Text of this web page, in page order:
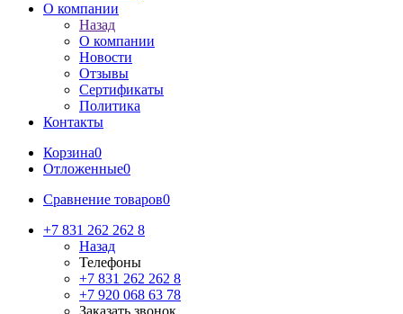
О компании
Назад
О компании
Новости
Отзывы
Сертификаты
Политика
Контакты
Корзина0
Отложенные0
Сравнение товаров0
+7 831 262 262 8
Назад
Телефоны
+7 831 262 262 8
+7 920 068 63 78
Заказать звонок